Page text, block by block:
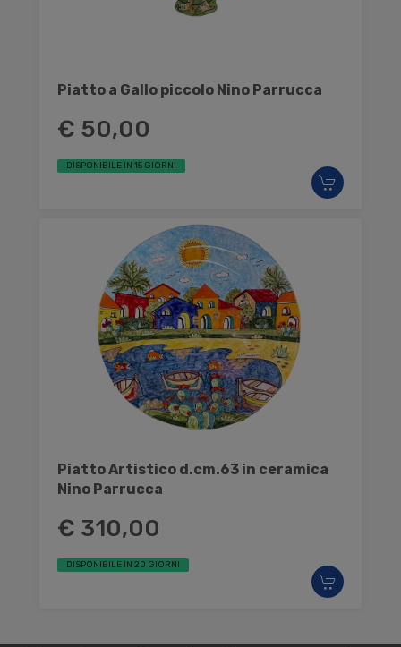
Piatto a Gallo piccolo Nino Parrucca
€ 50,00
DISPONIBILE IN 15 GIORNI
Piatto Artistico d.cm.63 in ceramica
Nino Parrucca
€ 310,00
DISPONIBILE IN 20 GIORNI